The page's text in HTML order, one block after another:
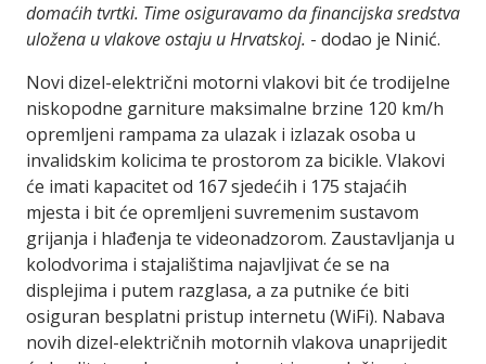
domaćih tvrtki. Time osiguravamo da financijska sredstva
uložena u vlakove ostaju u Hrvatskoj. - dodao je Ninić.
Novi dizel-električni motorni vlakovi bit će trodijelne
niskopodne garniture maksimalne brzine 120 km/h
opremljeni rampama za ulazak i izlazak osoba u
invalidskim kolicima te prostorom za bicikle. Vlakovi
će imati kapacitet od 167 sjedećih i 175 stajaćih
mjesta i bit će opremljeni suvremenim sustavom
grijanja i hlađenja te videonadzorom. Zaustavljanja u
kolodvorima i stajalištima najavljivat će se na
displejima i putem razglasa, a za putnike će biti
osiguran besplatni pristup internetu (WiFi). Nabava
novih dizel-električnih motornih vlakova unaprijedit